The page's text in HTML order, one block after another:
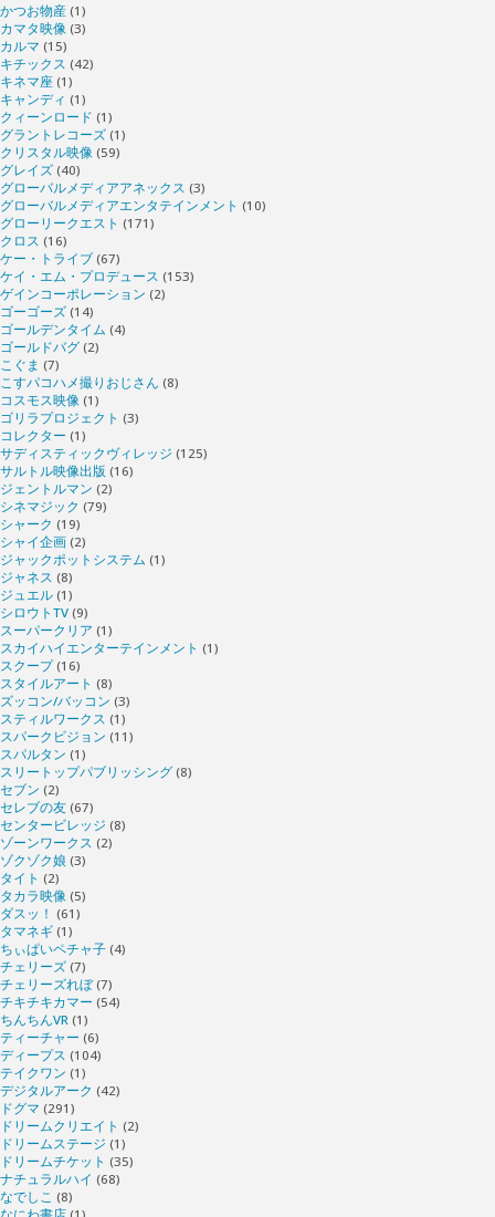
かつお物産 (1)
カマタ映像 (3)
カルマ (15)
キチックス (42)
キネマ座 (1)
キャンディ (1)
クィーンロード (1)
グラントレコーズ (1)
クリスタル映像 (59)
グレイズ (40)
グローバルメディアアネックス (3)
グローバルメディアエンタテインメント (10)
グローリークエスト (171)
クロス (16)
ケー・トライブ (67)
ケイ・エム・プロデュース (153)
ゲインコーポレーション (2)
ゴーゴーズ (14)
ゴールデンタイム (4)
ゴールドバグ (2)
こぐま (7)
こすパコハメ撮りおじさん (8)
コスモス映像 (1)
ゴリラプロジェクト (3)
コレクター (1)
サディスティックヴィレッジ (125)
サルトル映像出版 (16)
ジェントルマン (2)
シネマジック (79)
シャーク (19)
シャイ企画 (2)
ジャックポットシステム (1)
ジャネス (8)
ジュエル (1)
シロウトTV (9)
スーパークリア (1)
スカイハイエンターテインメント (1)
スクープ(16)
スタイルアート (8)
ズッコン/バッコン (3)
スティルワークス (1)
スパークビジョン (11)
スパルタン (1)
スリートップパブリッシング (8)
セブン (2)
セレブの友 (67)
センタービレッジ (8)
ゾーンワークス (2)
ゾクゾク娘 (3)
タイト (2)
タカラ映像 (5)
ダスッ！ (61)
タマネギ (1)
ちぃぱいペチャ子 (4)
チェリーズ (7)
チェリーズれぼ(7)
チキチキカマー (54)
ちんちんVR (1)
ティーチャー (6)
ディープス (104)
テイクワン (1)
デジタルアーク (42)
ドグマ (291)
ドリームクリエイト (2)
ドリームステージ (1)
ドリームチケット (35)
ナチュラルハイ (68)
なでしこ (8)